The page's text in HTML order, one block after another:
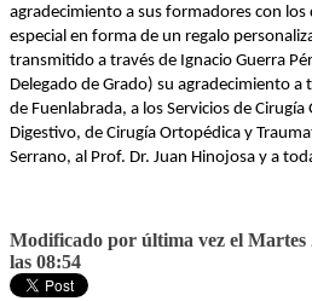
agradecimiento a sus formadores con
especial en forma de un regalo
transmitido a través de Ignacio Guerra
Delegado de Grado) su agradecimiento
de Fuenlabrada, a los Servicios de
Digestivo, de Cirugía Ortopédica y
Serrano, al Prof. Dr. Juan Hinojosa y a
Modificado por última vez el Martes
las 08:54